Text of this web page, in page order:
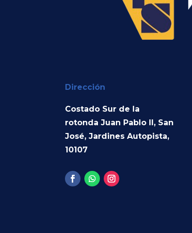
Dirección
Costado Sur de la
rotonda Juan Pablo II, San
José, Jardines Autopista,
10107